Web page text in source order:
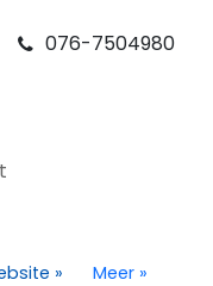
076-7504980
» Meer »